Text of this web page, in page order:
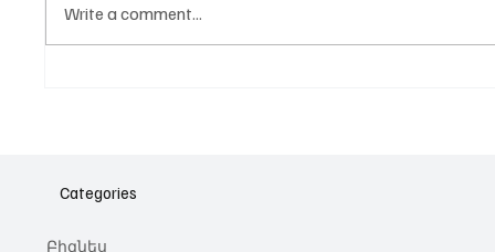
Write a comment...
Categories
Բիզնես